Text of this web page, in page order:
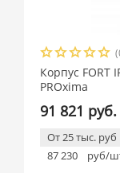
Корпус FORT
PROxima
91 821 руб.
От 25 тыс. руб
87 230
руб/